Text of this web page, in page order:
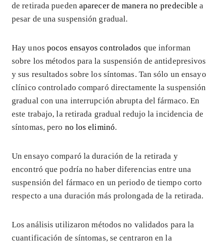
de retirada pueden aparecer de manera no predecible a
pesar de una suspensión gradual.
Hay unos pocos ensayos controlados que informan
sobre los métodos para la suspensión de antidepresivos
y sus resultados sobre los síntomas. Tan sólo un ensayo
clínico controlado comparó directamente la suspensión
gradual con una interrupción abrupta del fármaco. En
este trabajo, la retirada gradual redujo la incidencia de
síntomas, pero no los eliminó.
Un ensayo comparó la duración de la retirada y
encontró que podría no haber diferencias entre una
suspensión del fármaco en un periodo de tiempo corto
respecto a una duración más prolongada de la retirada.
Los análisis utilizaron métodos no validados para la
cuantificación de síntomas, se centraron en la